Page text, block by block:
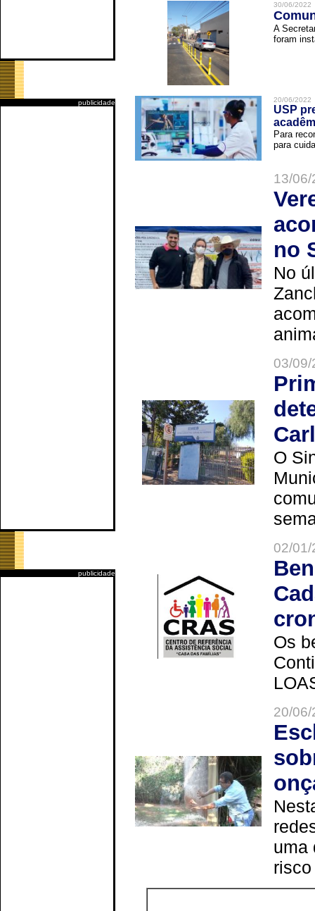
publicidade
publicidade
30/06/2022
A
foram
20/06/2022
USP
Para
para
13/
no
No
03/
O
02/
Os
20/
uma